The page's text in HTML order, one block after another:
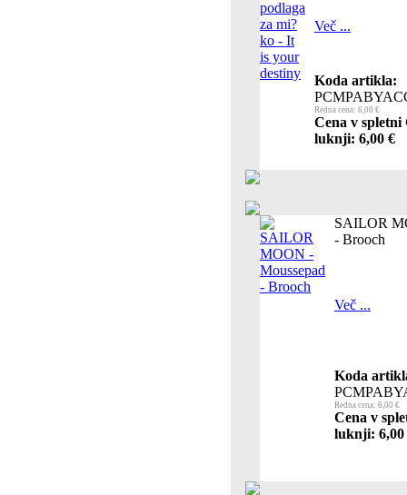
Več ...
Koda artikla:
Redna cena: 6,00 €
Cena v
luknji: 6,00 €
SAILOR
- Brooch
Več ...
Koda
Redna cena: 6,00 €
Cena v
luknji: 6,00